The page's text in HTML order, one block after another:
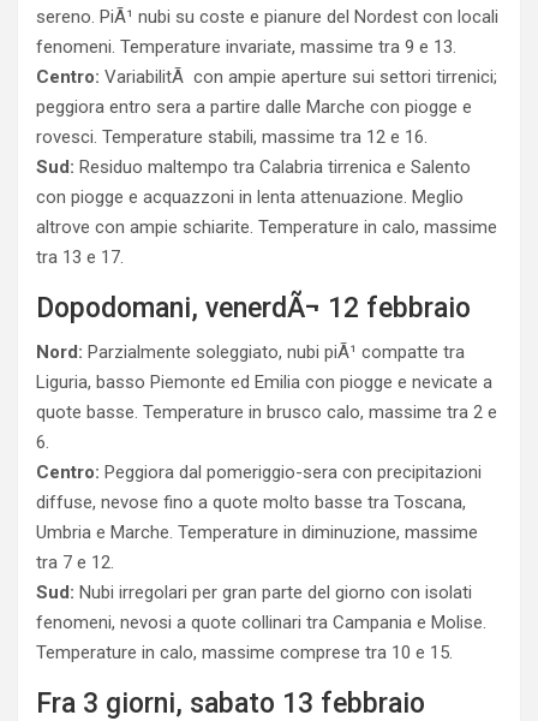
sereno. PiÃ¹ nubi su coste e pianure del Nordest con locali
fenomeni. Temperature invariate, massime tra 9 e 13.
Centro: VariabilitÃ con ampie aperture sui settori tirrenici;
peggiora entro sera a partire dalle Marche con piogge e
rovesci. Temperature stabili, massime tra 12 e 16.
Sud: Residuo maltempo tra Calabria tirrenica e Salento
con piogge e acquazzoni in lenta attenuazione. Meglio
altrove con ampie schiarite. Temperature in calo, massime
tra 13 e 17.
Dopodomani, venerdÃ¬ 12 febbraio
Nord: Parzialmente soleggiato, nubi piÃ¹ compatte tra
Liguria, basso Piemonte ed Emilia con piogge e nevicate a
quote basse. Temperature in brusco calo, massime tra 2 e
6.
Centro: Peggiora dal pomeriggio-sera con precipitazioni
diffuse, nevose fino a quote molto basse tra Toscana,
Umbria e Marche. Temperature in diminuzione, massime
tra 7 e 12.
Sud: Nubi irregolari per gran parte del giorno con isolati
fenomeni, nevosi a quote collinari tra Campania e Molise.
Temperature in calo, massime comprese tra 10 e 15.
Fra 3 giorni, sabato 13 febbraio